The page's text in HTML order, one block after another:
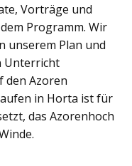
Vorträge und
Programm. Wir
unserem Plan und
Unterricht
den Azoren
in Horta ist für
das Azorenhoch